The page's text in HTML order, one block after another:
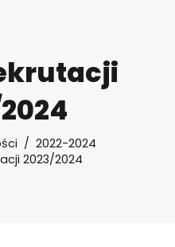
2022-2024
2023/2024